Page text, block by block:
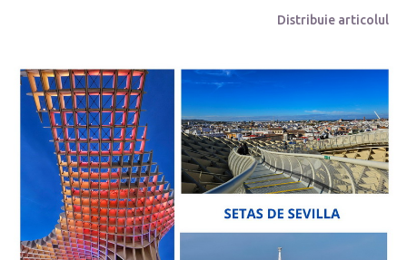
Distribuie articolul